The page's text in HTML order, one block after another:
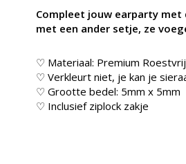
Compleet jouw earparty
met een ander setje, ze
♡ Materiaal: Premium
♡ Verkleurt niet, je kan je
♡ Grootte bedel: 5mm x 5mm
♡ Inclusief ziplock zakje